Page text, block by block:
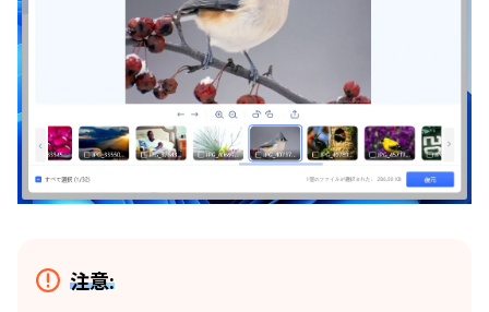
注意: